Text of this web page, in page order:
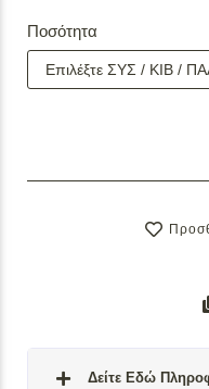
Ποσότητα
Δείτε Εδώ